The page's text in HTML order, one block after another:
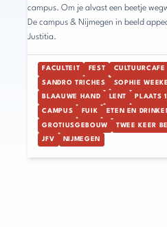
campus. Om je alvast een beetje
De campus & Nijmegen in beeld
Justitia.
FACULTEIT FEST CULTUURCAFE
SANDRO TRICHES SOPHIE
BLAAUWE HAND LENT PLAATS 1
CAMPUS FUIK ETEN EN
GROTIUSGEBOUW TWEE KEER
JFV NIJMEGEN